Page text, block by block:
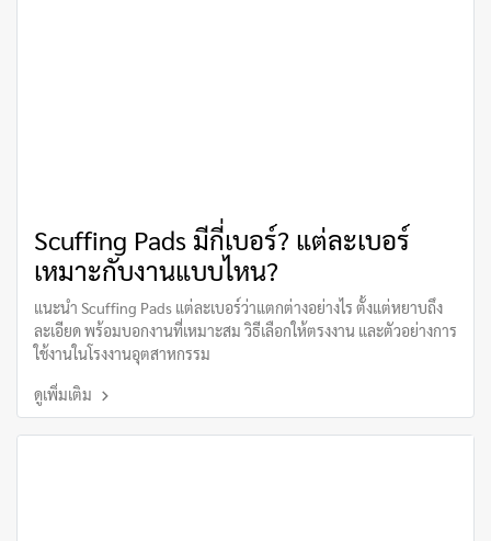
Scuffing Pads มีกี่เบอร์? แต่ละเบอร์
เหมาะกับงานแบบไหน?
แนะนำ Scuffing Pads แต่ละเบอร์ว่าแตกต่างอย่างไร ตั้งแต่หยาบถึง
ละเอียด พร้อมบอกงานที่เหมาะสม วิธีเลือกให้ตรงงาน และตัวอย่างการ
ใช้งานในโรงงานอุตสาหกรรม
ดูเพิ่มเติม